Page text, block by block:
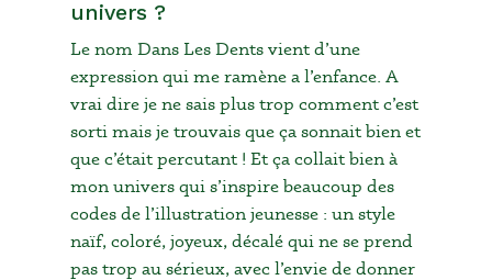
univers ?
Le nom Dans Les Dents vient d’une
expression qui me ramène a l’enfance. A
vrai dire je ne sais plus trop comment c’est
sorti mais je trouvais que ça sonnait bien et
que c’était percutant ! Et ça collait bien à
mon univers qui s’inspire beaucoup des
codes de l’illustration jeunesse : un style
naïf, coloré, joyeux, décalé qui ne se prend
pas trop au sérieux, avec l’envie de donner